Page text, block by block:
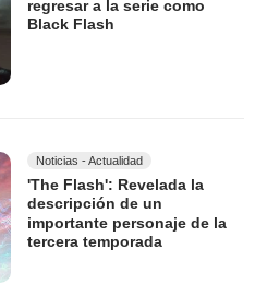
regresar a la serie como
Black Flash
Noticias - Actualidad
'The Flash': Revelada la
descripción de un
importante personaje de la
tercera temporada